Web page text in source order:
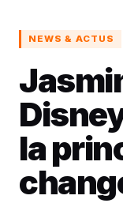
NEWS & ACTUS
la